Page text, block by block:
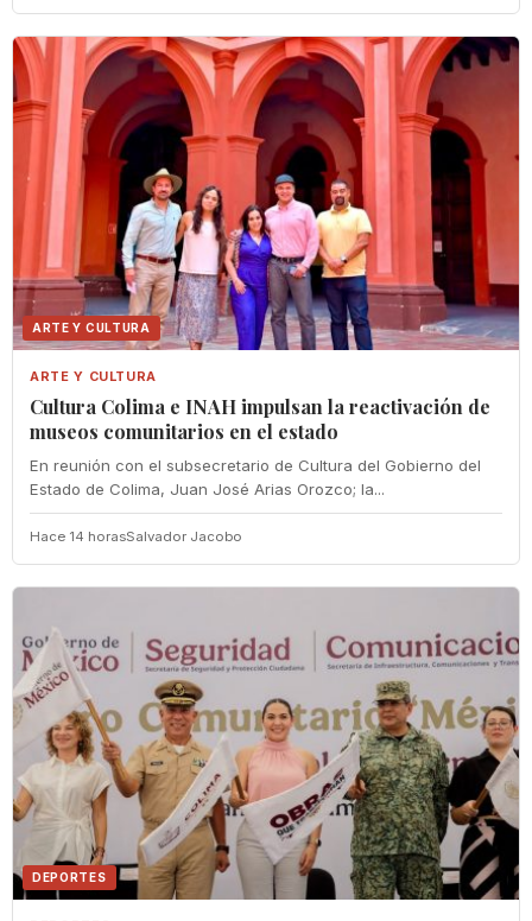
ARTE Y CULTURA
ARTE Y CULTURA
Cultura Colima e INAH impulsan la reactivación de
museos comunitarios en el estado
En reunión con el subsecretario de Cultura del Gobierno del
Estado de Colima, Juan José Arias Orozco; la...
Hace 14 horasSalvador Jacobo
DEPORTES